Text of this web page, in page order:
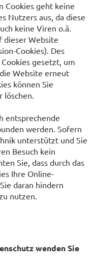
Cookies geht keine
Nutzers aus, da diese
keine Viren o.ä.
dieser Website
Cookies). Des
gesetzt, um
Website erneut
können Sie
löschen.
entsprechende
werden. Sofern
unterstützt und Sie
Besuch kein
Sie, dass durch das
Ihre Online-
daran hindern
nutzen.
wenden Sie